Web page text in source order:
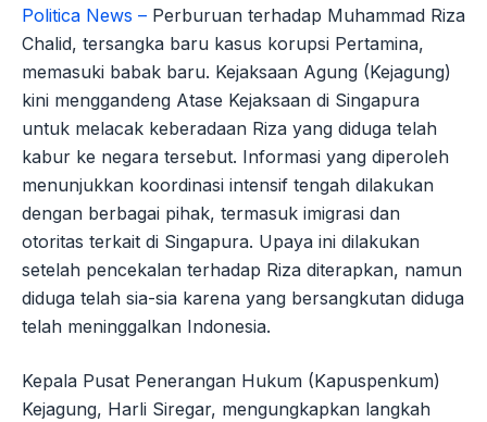
Politica News – Perburuan terhadap Muhammad Riza
Chalid, tersangka baru kasus korupsi Pertamina,
memasuki babak baru. Kejaksaan Agung (Kejagung)
kini menggandeng Atase Kejaksaan di Singapura
untuk melacak keberadaan Riza yang diduga telah
kabur ke negara tersebut. Informasi yang diperoleh
menunjukkan koordinasi intensif tengah dilakukan
dengan berbagai pihak, termasuk imigrasi dan
otoritas terkait di Singapura. Upaya ini dilakukan
setelah pencekalan terhadap Riza diterapkan, namun
diduga telah sia-sia karena yang bersangkutan diduga
telah meninggalkan Indonesia.
Kepala Pusat Penerangan Hukum (Kapuspenkum)
Kejagung, Harli Siregar, mengungkapkan langkah